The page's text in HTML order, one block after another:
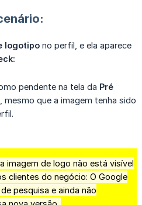
logotipo no perfil, e ela aparece
pendente na tela da Pré
mesmo que a imagem tenha sido
imagem de logo não está visível
clientes do negócio: O Google
pesquisa e ainda não